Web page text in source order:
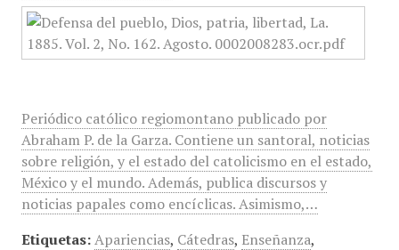
Periódico católico regiomontano publicado por
Abraham P. de la Garza. Contiene un santoral, noticias
sobre religión, y el estado del catolicismo en el estado,
México y el mundo. Además, publica discursos y
noticias papales como encíclicas. Asimismo,…
Etiquetas: Apariencias, Cátedras, Enseñanza,